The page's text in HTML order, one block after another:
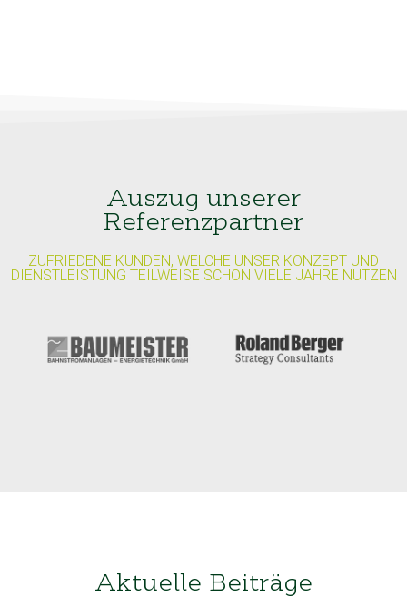
Auszug unserer
Referenzpartner
ZUFRIEDENE KUNDEN, WELCHE UNSER KONZEPT UND
DIENSTLEISTUNG TEILWEISE SCHON VIELE JAHRE NUTZEN
Aktuelle Beiträge